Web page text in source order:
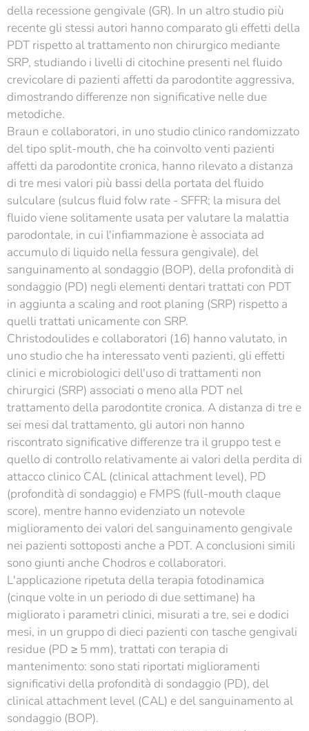
della recessione gengivale (GR). In un altro studio più
recente gli stessi autori hanno comparato gli effetti della
PDT rispetto al trattamento non chirurgico mediante
SRP, studiando i livelli di citochine presenti nel fluido
crevicolare di pazienti affetti da parodontite aggressiva,
dimostrando differenze non significative nelle due
metodiche.
Braun e collaboratori, in uno studio clinico randomizzato
del tipo split-mouth, che ha coinvolto venti pazienti
affetti da parodontite cronica, hanno rilevato a distanza
di tre mesi valori più bassi della portata del fluido
sulculare (sulcus fluid folw rate - SFFR; la misura del
fluido viene solitamente usata per valutare la malattia
parodontale, in cui l'infiammazione è associata ad
accumulo di liquido nella fessura gengivale), del
sanguinamento al sondaggio (BOP), della profondità di
sondaggio (PD) negli elementi dentari trattati con PDT
in aggiunta a scaling and root planing (SRP) rispetto a
quelli trattati unicamente con SRP.
Christodoulides e collaboratori (16) hanno valutato, in
uno studio che ha interessato venti pazienti, gli effetti
clinici e microbiologici dell'uso di trattamenti non
chirurgici (SRP) associati o meno alla PDT nel
trattamento della parodontite cronica. A distanza di tre e
sei mesi dal trattamento, gli autori non hanno
riscontrato significative differenze tra il gruppo test e
quello di controllo relativamente ai valori della perdita di
attacco clinico CAL (clinical attachment level), PD
(profondità di sondaggio) e FMPS (full-mouth claque
score), mentre hanno evidenziato un notevole
miglioramento dei valori del sanguinamento gengivale
nei pazienti sottoposti anche a PDT. A conclusioni simili
sono giunti anche Chodros e collaboratori.
L'applicazione ripetuta della terapia fotodinamica
(cinque volte in un periodo di due settimane) ha
migliorato i parametri clinici, misurati a tre, sei e dodici
mesi, in un gruppo di dieci pazienti con tasche gengivali
residue (PD ≥ 5 mm), trattati con terapia di
mantenimento: sono stati riportati miglioramenti
significativi della profondità di sondaggio (PD), del
clinical attachment level (CAL) e del sanguinamento al
sondaggio (BOP).